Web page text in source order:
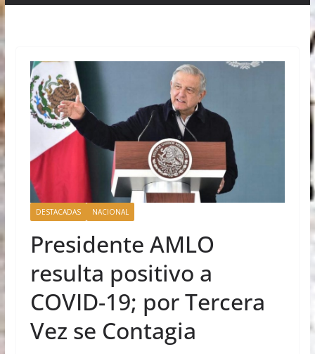
DESTACADAS NACIONAL
Presidente AMLO
resulta positivo a
COVID-19; por Tercera
Vez se Contagia